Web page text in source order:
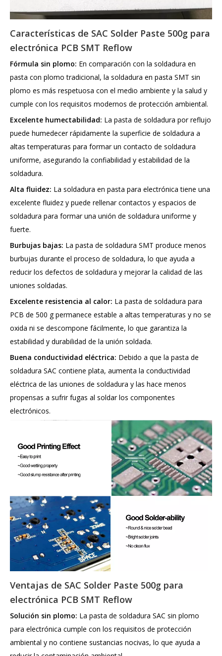
Características de SAC Solder Paste 500g para
electrónica PCB SMT Reflow
Fórmula sin plomo: En comparación con la soldadura en
pasta con plomo tradicional, la soldadura en pasta SMT sin
plomo es más respetuosa con el medio ambiente y la salud y
cumple con los requisitos modernos de protección ambiental.
Excelente humectabilidad: La pasta de soldadura por reflujo
puede humedecer rápidamente la superficie de soldadura a
altas temperaturas para formar un contacto de soldadura
uniforme, asegurando la confiabilidad y estabilidad de la
soldadura.
Alta fluidez: La soldadura en pasta para electrónica tiene una
excelente fluidez y puede rellenar contactos y espacios de
soldadura para formar una unión de soldadura uniforme y
fuerte.
Burbujas bajas: La pasta de soldadura SMT produce menos
burbujas durante el proceso de soldadura, lo que ayuda a
reducir los defectos de soldadura y mejorar la calidad de las
uniones soldadas.
Excelente resistencia al calor: La pasta de soldadura para
PCB de 500 g permanece estable a altas temperaturas y no se
oxida ni se descompone fácilmente, lo que garantiza la
estabilidad y durabilidad de la unión soldada.
Buena conductividad eléctrica: Debido a que la pasta de
soldadura SAC contiene plata, aumenta la conductividad
eléctrica de las uniones de soldadura y las hace menos
propensas a sufrir fugas al soldar los componentes
electrónicos.
Ventajas de SAC Solder Paste 500g para
electrónica PCB SMT Reflow
Solución sin plomo: La pasta de soldadura SAC sin plomo
para electrónica cumple con los requisitos de protección
ambiental y no contiene sustancias nocivas, lo que ayuda a